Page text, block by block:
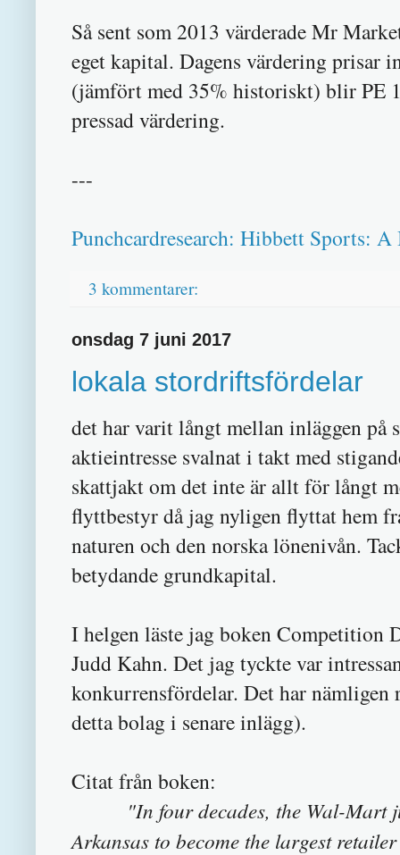
Så sent som 2013 värderade Mr
eget kapital. Dagens värdering prisar
(jämfört med 35% historiskt) blir PE
pressad värdering.
---
Punchcardresearch: Hibbett Sports:
3 kommentarer:
onsdag 7 juni 2017
lokala stordriftsfördelar
det har varit långt mellan inläggen
aktieintresse svalnat i takt med
skattjakt om det inte är allt för långt
flyttbestyr då jag nyligen flyttat hem
naturen och den norska lönenivån.
betydande grundkapital.
I helgen läste jag boken Competition
Judd Kahn. Det jag tyckte var
konkurrensfördelar. Det har nämligen
detta bolag i senare inlägg).
Citat från boken:
"In four decades, the Wal-Mart
Arkansas to become the largest